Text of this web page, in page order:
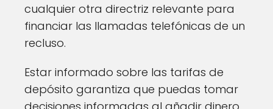
cualquier otra directriz relevante para
financiar las llamadas telefónicas de un
recluso.
Estar informado sobre las tarifas de
depósito garantiza que puedas tomar